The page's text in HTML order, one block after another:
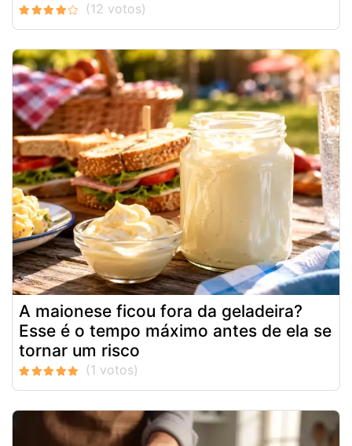
A maionese ficou fora da geladeira?
Esse é o tempo máximo antes de ela se
tornar um risco